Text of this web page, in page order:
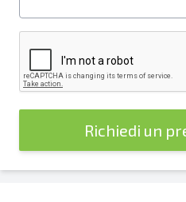
Richiedi un